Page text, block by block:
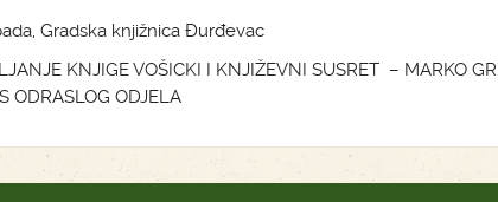
Gradska knjižnica Đurđevac
KNJIGE VOŠICKI I KNJIŽEVNI SUSRET – MARKO
ODRASLOG ODJELA